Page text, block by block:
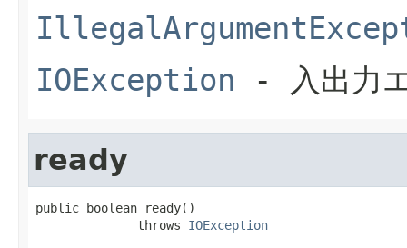
IOException - 入出力
ready
public boolean ready()
              throws
IOException